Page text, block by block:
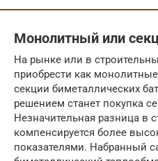
Монолитный или
На рынке или в
приобрести как
секции биметаллических
решением станет покупка
Незначительная разница в
компенсируется более
показателями. Набранный